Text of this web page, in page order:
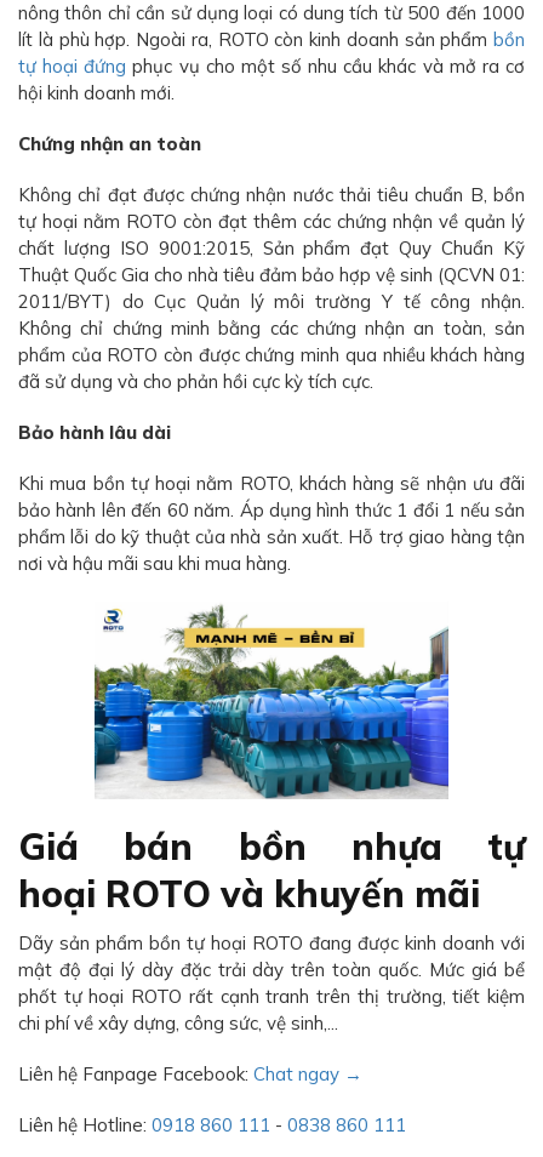
nông thôn chỉ cần sử dụng loại có dung tích từ 500 đến 1000
lít là phù hợp. Ngoài ra, ROTO còn kinh doanh sản phẩm bồn
tự hoại đứng phục vụ cho một số nhu cầu khác và mở ra cơ
hội kinh doanh mới.
Chứng nhận an toàn
Không chỉ đạt được chứng nhận nước thải tiêu chuẩn B, bồn
tự hoại nằm ROTO còn đạt thêm các chứng nhận về quản lý
chất lượng ISO 9001:2015, Sản phẩm đạt Quy Chuẩn Kỹ
Thuật Quốc Gia cho nhà tiêu đảm bảo hợp vệ sinh (QCVN 01:
2011/BYT) do Cục Quản lý môi trường Y tế công nhận.
Không chỉ chứng minh bằng các chứng nhận an toàn, sản
phẩm của ROTO còn được chứng minh qua nhiều khách hàng
đã sử dụng và cho phản hồi cực kỳ tích cực.
Bảo hành lâu dài
Khi mua bồn tự hoại nằm ROTO, khách hàng sẽ nhận ưu đãi
bảo hành lên đến 60 năm. Áp dụng hình thức 1 đổi 1 nếu sản
phẩm lỗi do kỹ thuật của nhà sản xuất. Hỗ trợ giao hàng tận
nơi và hậu mãi sau khi mua hàng.
Giá bán bồn nhựa tự
hoại ROTO và khuyến mãi
Dãy sản phẩm bồn tự hoại ROTO đang được kinh doanh với
mật độ đại lý dày đặc trải dày trên toàn quốc. Mức giá bể
phốt tự hoại ROTO rất cạnh tranh trên thị trường, tiết kiệm
chi phí về xây dựng, công sức, vệ sinh,...
Liên hệ Fanpage Facebook: Chat ngay →
Liên hệ Hotline: 0918 860 111 - 0838 860 111